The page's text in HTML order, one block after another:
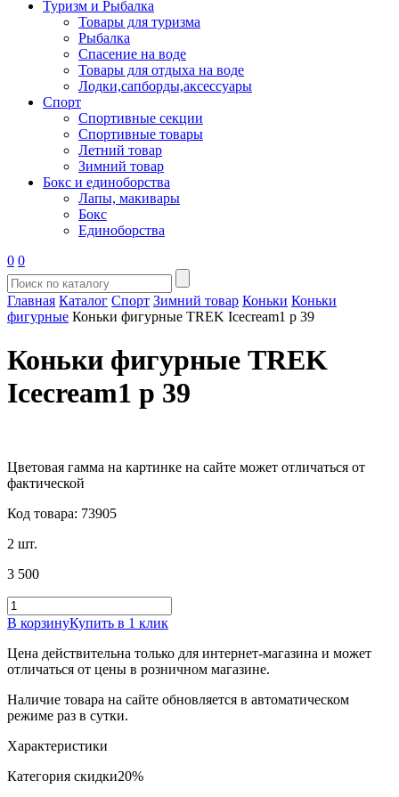
Туризм и Рыбалка
Товары для туризма
Рыбалка
Спасение на воде
Товары для отдыха на воде
Лодки,сапборды,аксессуары
Спорт
Спортивные секции
Спортивные товары
Летний товар
Зимний товар
Бокс и единоборства
Лапы, макивары
Бокс
Единоборства
0 0
Главная Каталог Спорт Зимний товар Коньки Коньки
фигурные Коньки фигурные TREK Icecream1 р 39
Коньки фигурные TREK
Icecream1 р 39
Цветовая гамма на картинке на сайте может отличаться от
фактической
Код товара: 73905
2 шт.
3 500
В корзинуКупить в 1 клик
Цена действительна только для интернет-магазина и может
отличаться от цены в розничном магазине.
Наличие товара на сайте обновляется в автоматическом
режиме раз в сутки.
Характеристики
Категория скидки20%